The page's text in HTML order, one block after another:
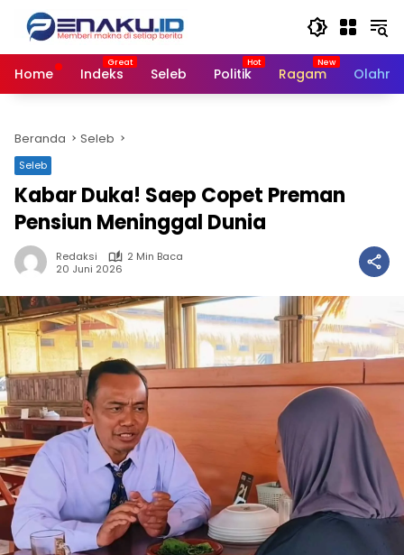
Langsung
konten
Home
Indeks Seleb Politik Ragam
Beranda Seleb
Seleb
Kabar Duka! Saep Copet Preman
Pensiun Meninggal Dunia
Redaksi
2 Min Baca
20 Juni 2026